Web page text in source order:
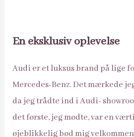
En eksklusiv oplevelse
Audi er et luksus brand på lige
Mercedes-Benz. Det mærkede
da jeg trådte ind i Audi-
det første, jeg mødte, var en
øjeblikkelig bød mig